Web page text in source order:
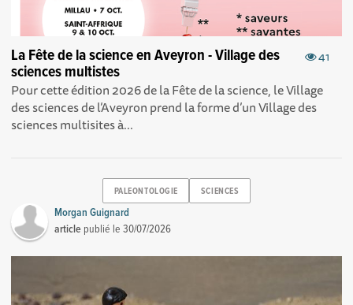
41
La Fête de la science en Aveyron - Village des
sciences multistes
Pour cette édition 2026 de la Fête de la science, le Village
des sciences de l’Aveyron prend la forme d’un Village des
sciences multisites à...
PALEONTOLOGIE SCIENCES
Morgan Guignard
article publié le30/07/2026